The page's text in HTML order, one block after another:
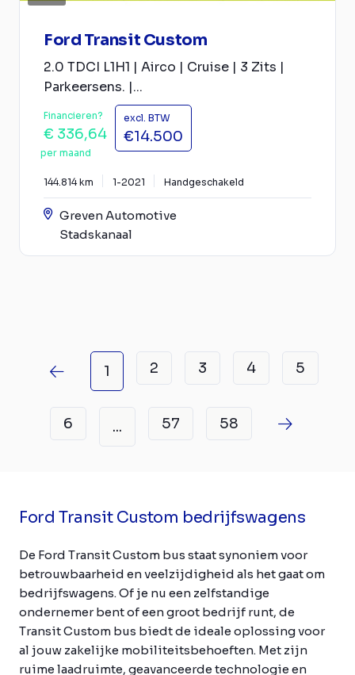
Ford Transit Custom
2.0 TDCI L1H1 | Airco | Cruise | 3 Zits |
Parkeersens. |...
Financieren?
€ 336,64
per maand
excl. BTW
€14.500
144.814 km 1-2021 Handgeschakeld
Greven Automotive
Stadskanaal
1 2 3 4 5
6 ... 57 58
Ford Transit Custom bedrijfswagens
De Ford Transit Custom bus staat synoniem voor
betrouwbaarheid en veelzijdigheid als het gaat om
bedrijfswagens. Of je nu een zelfstandige
ondernemer bent of een groot bedrijf runt, de
Transit Custom bus biedt de ideale oplossing voor
al jouw zakelijke mobiliteitsbehoeften. Met zijn
ruime laadruimte, geavanceerde technologie en